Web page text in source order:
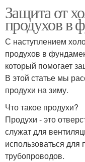
Защита от
продухов в
С наступлением
продухов в
который помогает
В этой статье мы
продухи на зиму.
Что такое продухи?
Продухи - это
служат для
использоваться для
трубопроводов.